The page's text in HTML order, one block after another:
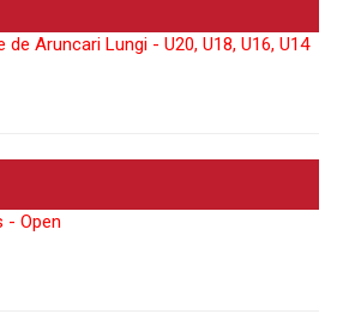
Aruncari Lungi - U20, U18, U16, U14
- Open